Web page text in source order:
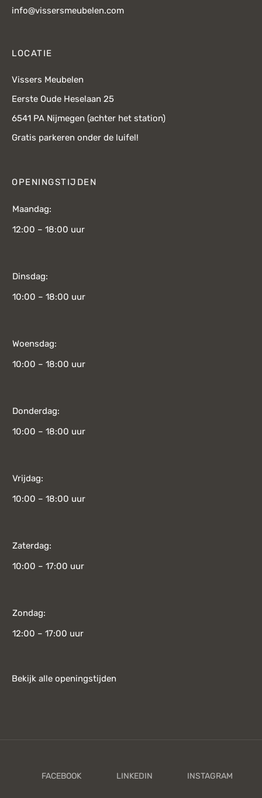
info@vissersmeubelen.com
LOCATIE
Vissers Meubelen
Eerste Oude Heselaan 25
6541 PA Nijmegen (achter het station)
Gratis parkeren onder de luifel!
OPENINGSTIJDEN
Maandag:
12:00 – 18:00 uur
Dinsdag:
10:00 – 18:00 uur
Woensdag:
10:00 – 18:00 uur
Donderdag:
10:00 – 18:00 uur
Vrijdag:
10:00 – 18:00 uur
Zaterdag:
10:00 – 17:00 uur
Zondag:
12:00 – 17:00 uur
Bekijk alle openingstijden